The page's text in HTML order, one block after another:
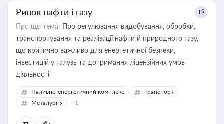
Ринок нафти і газу +9
Про що тема: Про регулювання видобування, обробки,
транспортування та реалізації нафти й природного газу,
що критично важливо для енергетичної безпеки,
інвестицій у галузь та дотримання ліцензійних умов
діяльності
Паливно-енергетичний комплекс
Транспорт
Металургія
+1